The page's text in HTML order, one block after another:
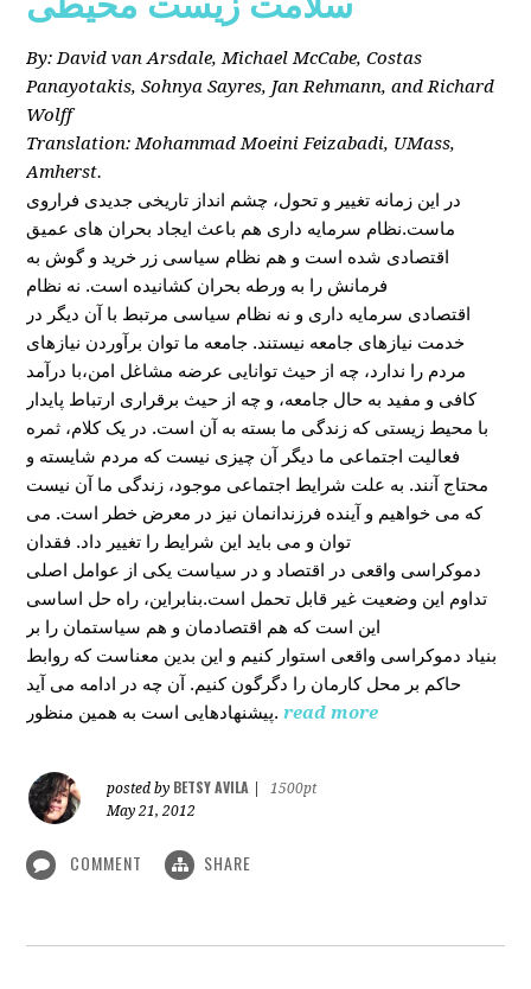
By: David van Arsdale, Michael McCabe, Costas
Panayotakis, Sohnya Sayres, Jan Rehmann, and Richard
Wolff
Translation: Mohammad Moeini Feizabadi, UMass,
Amherst.
در این زمانه تغییر و تحول، چشم انداز تاریخی جدیدی فراروی
ماست.نظام سرمایه داری هم باعث ایجاد بحران های عمیق
اقتصادی شده است و هم نظام سیاسی زر خرید و گوش به
فرمانش را به ورطه بحران کشانیده است. نه نظام
اقتصادی سرمایه داری و نه نظام سیاسی مرتبط با آن دیگر در
خدمت نیازهای جامعه نیستند. جامعه ما توان برآوردن نیازهای
مردم را ندارد، چه از حیث توانایی عرضه مشاغل امن،با درآمد
کافی و مفید به حال جامعه، و چه از حیث برقراری ارتباط پایدار
با محیط زیستی که زندگی ما بسته به آن است. در یک کلام، ثمره
فعالیت اجتماعی ما دیگر آن چیزی نیست که مردم شایسته و
محتاج آنند. به علت شرایط اجتماعی موجود، زندگی ما آن نیست
که می خواهیم و آینده فرزندانمان نیز در معرض خطر است. می
توان و می باید این شرایط را تغییر داد. فقدان
دموکراسی واقعی در اقتصاد و در سیاست یکی از عوامل اصلی
تداوم این وضعیت غیر قابل تحمل است.بنابراین، راه حل اساسی
این است که هم اقتصادمان و هم سیاستمان را بر
بنیاد دموکراسی واقعی استوار کنیم و این بدین معناست که روابط
حاکم بر محل کارمان را دگرگون کنیم. آن چه در ادامه می آید
پیشنهادهایی است به همین منظور. read more
posted by BETSY AVILA
1500pt
May 21, 2012
COMMENT SHARE